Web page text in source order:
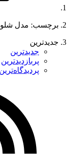
برچسب: مدل
جدیدترین
جدیدترین
پربازدیدترین
پردیدگاه‌ترین